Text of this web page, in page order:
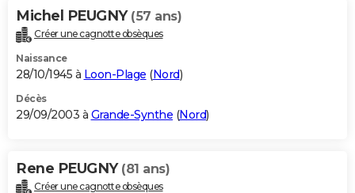
Michel PEUGNY (57 ans)
Créer une cagnotte obsèques
Naissance
28/10/1945 à Loon-Plage (Nord)
Décès
29/09/2003 à Grande-Synthe (Nord)
Rene PEUGNY (81 ans)
Créer une cagnotte obsèques